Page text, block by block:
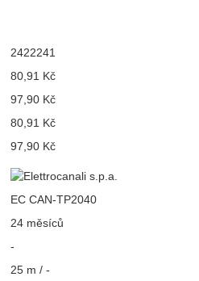
2422241
80,91 Kč
97,90 Kč
80,91 Kč
97,90 Kč
EC CAN-TP2040
24 měsíců
-
25 m / -